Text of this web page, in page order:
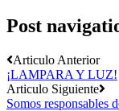
Post
Articulo Anterior
¡LAMPARA Y LUZ!
Articulo Siguiente
Somos responsables